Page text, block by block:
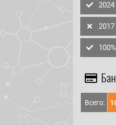
2024
100%
Всего: